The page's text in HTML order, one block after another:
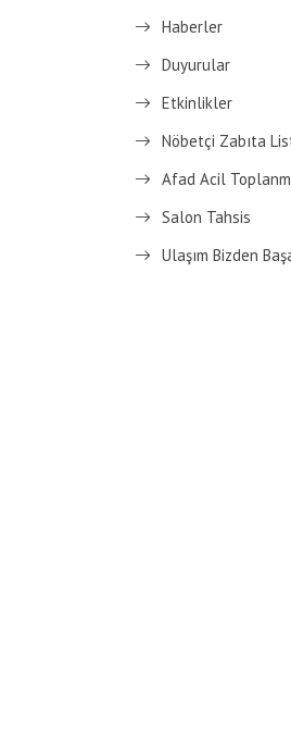
Haberler
Duyurular
Etkinlikler
Nöbetçi Zabıta
Afad Acil
Salon Tahsis
Ulaşım Bizden